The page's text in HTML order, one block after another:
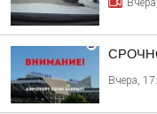
Вчера,